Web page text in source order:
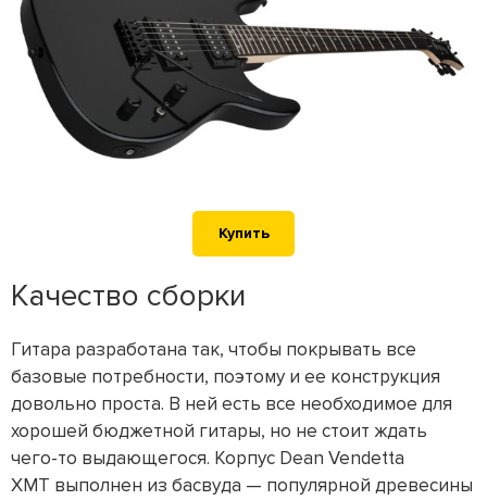
Купить
Качество сборки
Гитара разработана так, чтобы покрывать все
базовые потребности, поэтому и ее конструкция
довольно проста. В ней есть все необходимое для
хорошей бюджетной гитары, но не стоит ждать
чего-то выдающегося. Корпус Dean Vendetta
XMT выполнен из басвуда — популярной древесины